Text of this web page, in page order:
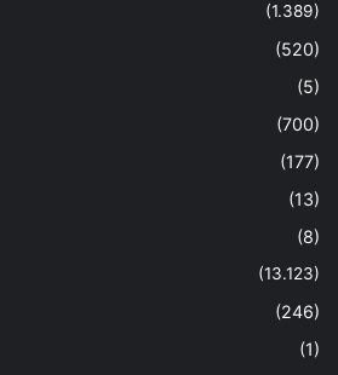
(1.389)
(520)
(5)
(700)
(177)
(13)
(8)
(13.123)
(246)
(1)